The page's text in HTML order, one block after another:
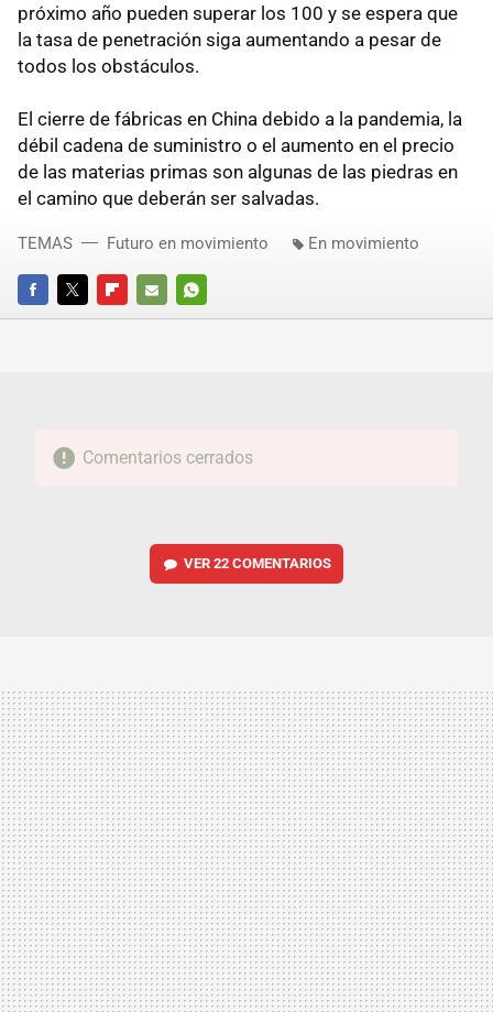
próximo año pueden superar los 100 y se espera que
la tasa de penetración siga aumentando a pesar de
todos los obstáculos.
El cierre de fábricas en China debido a la pandemia, la
débil cadena de suministro o el aumento en el precio
de las materias primas son algunas de las piedras en
el camino que deberán ser salvadas.
FACEBOOKTWITTERFLIPBOARD
E-
WHATSAPP
TEMAS Futuro en movimiento En movimiento
Comentarios cerrados
VER 22 COMENTARIOS